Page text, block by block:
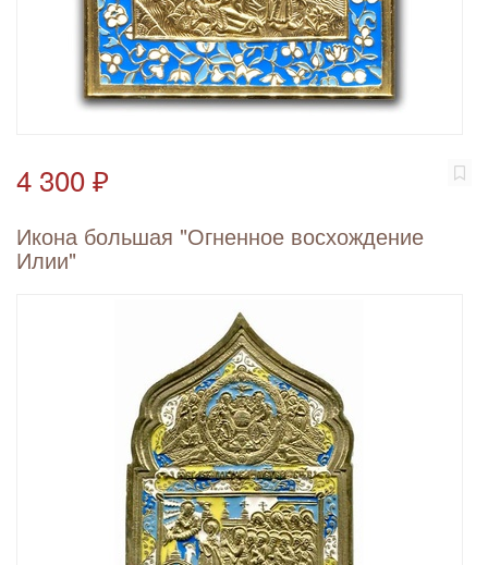
4 300 ₽
Икона большая "Огненное восхождение
Илии"